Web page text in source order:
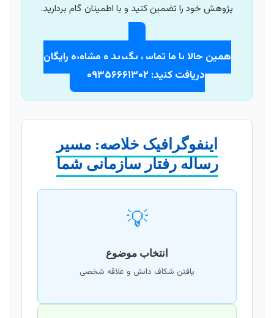
پژوهش خود را تضمین کنید و با اطمینان گام بردارید.
همین حالا با ما تماس بگیرید و مشاوره رایگان
دریافت کنید: ۰۹۳۵۶۶۶۱۳۰۲
اینفوگرافیک خلاصه: مسیر
رساله رفتار سازمانی شما
💡
انتخاب موضوع
یافتن شکاف دانش و علاقه شخصی